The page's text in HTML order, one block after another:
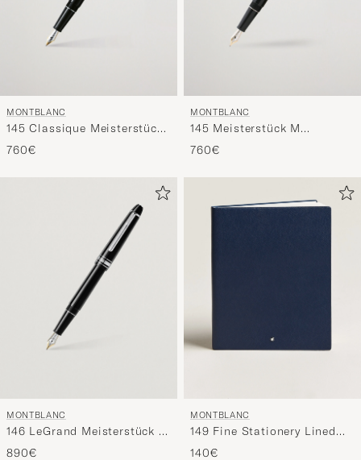
MONTBLANC
145 Classique Meisterstück
F Fountain Pen Platinum
Line
760€
MONTBLANC
145 Meisterstück M
Fountain Pen Platinum Line
760€
MONTBLANC
146 LeGrand Meisterstück M
Fountain Pen Platinum Line
890€
MONTBLANC
149 Fine Stationery Lined
Sketch Book Indigo
140€